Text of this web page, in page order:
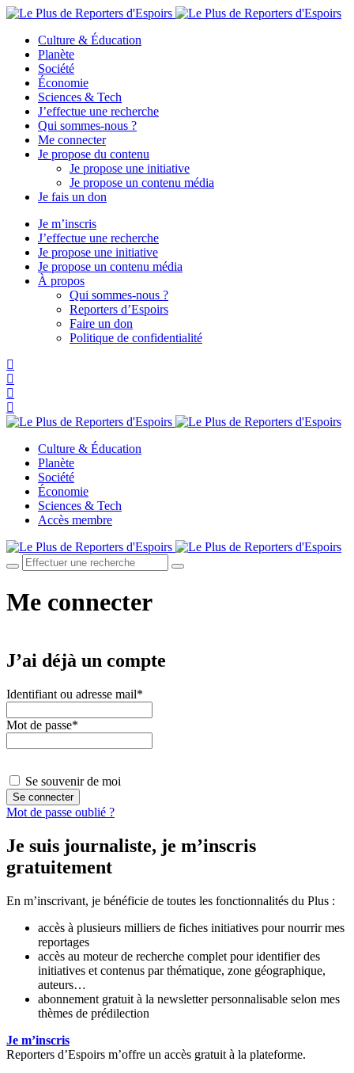
Culture & Éducation
Planète
Société
Économie
Sciences & Tech
J’effectue une recherche
Qui sommes-nous ?
Me connecter
Je propose du contenu
Je propose une initiative
Je propose un contenu média
Je fais un don
Je m’inscris
J’effectue une recherche
Je propose une initiative
Je propose un contenu média
À propos
Qui sommes-nous ?
Reporters d’Espoirs
Faire un don
Politique de confidentialité
Culture & Éducation
Planète
Société
Économie
Sciences & Tech
Accès membre
Me connecter
J’ai déjà un compte
Identifiant ou adresse mail*
Mot de passe*
Se souvenir de moi
Mot de passe oublié ?
Je suis journaliste, je m’inscris
gratuitement
En m’inscrivant, je bénéficie de toutes les fonctionnalités du Plus :
accès à plusieurs milliers de fiches initiatives pour nourrir mes
reportages
accès au moteur de recherche complet pour identifier des
initiatives et contenus par thématique, zone géographique,
auteurs…
abonnement gratuit à la newsletter personnalisable selon mes
thèmes de prédilection
Je m’inscris
Reporters d’Espoirs m’offre un accès gratuit à la plateforme.